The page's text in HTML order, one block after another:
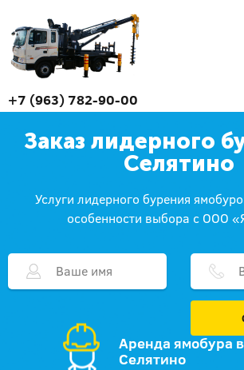
+7 (963) 782-90-00
Заказ лидерного
Селятино
Услуги лидерного бурения
особенности выбора с ООО
Аренда ямобура в
Селятино